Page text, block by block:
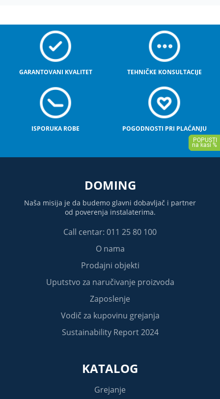
GARANTOVANI KVALITET TEHNIČKE KONSULTACIJE
ISPORUKA ROBE POGODNOSTI PRI PLAĆANJU
DOMING
Naša misija je da budemo glavni dobavljač i partner
od poverenja instalaterima.
Call centar: 011 25 80 100
O nama
Prodajni objekti
Uputstvo za naručivanje proizvoda
Zaposlenje
Vodič za kupovinu grejanja
Sustainability Report 2024
KATALOG
Grejanje